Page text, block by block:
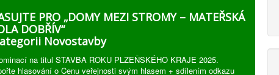
PRO „DOMY MEZI STROMY – MATEŘSKÁ
DOBŘÍV“
Novostavby
na titul STAVBA ROKU PLZEŇSKÉHO KRAJE 2025.
hlasování o Cenu veřejnosti svým hlasem + sdílením odkazu